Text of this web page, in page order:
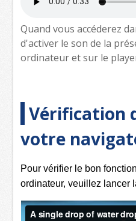
Quand vous accéderez
d'activer le son de la
ordinateur et sur le
Vérification
votre
Pour vérifier le bon
ordinateur, veuillez lancer